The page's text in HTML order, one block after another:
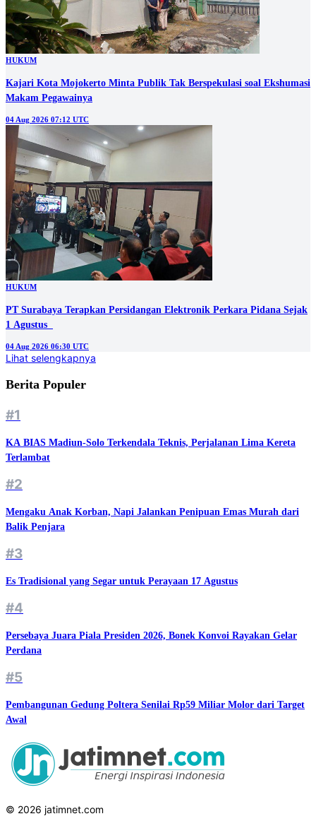
HUKUM
Kajari Kota Mojokerto Minta Publik Tak Berspekulasi soal Ekshumasi
Makam Pegawainya
04 Aug 2026 07:12 UTC
HUKUM
PT Surabaya Terapkan Persidangan Elektronik Perkara Pidana Sejak
1 Agustus
04 Aug 2026 06:30 UTC
Lihat selengkapnya
Berita Populer
#1
KA BIAS Madiun-Solo Terkendala Teknis, Perjalanan Lima Kereta
Terlambat
#2
Mengaku Anak Korban, Napi Jalankan Penipuan Emas Murah dari
Balik Penjara
#3
Es Tradisional yang Segar untuk Perayaan 17 Agustus
#4
Persebaya Juara Piala Presiden 2026, Bonek Konvoi Rayakan Gelar
Perdana
#5
Pembangunan Gedung Poltera Senilai Rp59 Miliar Molor dari Target
Awal
© 2026 jatimnet.com